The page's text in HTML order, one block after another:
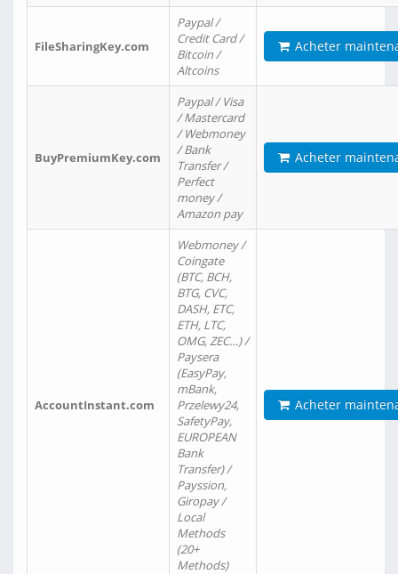
FileSharingKey.com
Paypal /
Credit Card /
Bitcoin /
Altcoins
Acheter
BuyPremiumKey.com
Paypal / Visa
/ Mastercard
/ Webmoney
/ Bank
Transfer /
Perfect
money /
Amazon pay
Acheter
AccountInstant.com
Webmoney /
Coingate
(BTC, BCH,
BTG, CVC,
DASH, ETC,
ETH, LTC,
OMG, ZEC…) /
Paysera
(EasyPay,
mBank,
Przelewy24,
SafetyPay,
EUROPEAN
Bank
Transfer) /
Payssion,
Giropay /
Local
Methods
(20+
Methods)
Acheter